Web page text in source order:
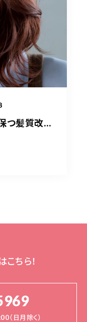
つ髪質改...
ちら！
（日月除く）